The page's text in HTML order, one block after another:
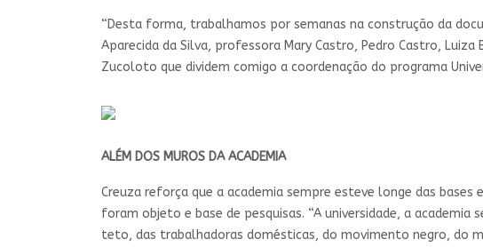
“Desta forma, trabalhamos por semanas na construção da
Aparecida da Silva, professora Mary Castro, Pedro Castro,
Zucoloto que dividem comigo a coordenação do programa
ALÉM DOS MUROS DA ACADEMIA
Creuza reforça que a academia sempre esteve longe das
foram objeto e base de pesquisas. “A universidade, a
teto, das trabalhadoras domésticas, do movimento negro, do